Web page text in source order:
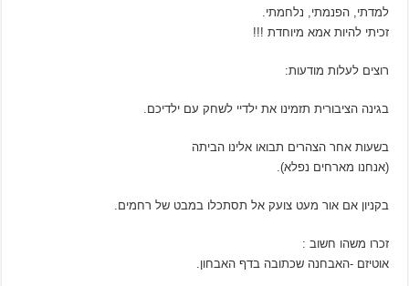
למדתי, הפנמתי, נלחמתי.
זכיתי להיות אמא מיוחדת !!!
רוצים לעלות מודעות:
בגינה הציבורית תזמינו את ילדיי לשחק עם ילדיכם.
בשעות אחר הצהרים תבואו אלינו הביתה
(אנחנו מארחים נפלא).
בקניון אם אור מעט צועק אל תסתכלו במבט של רחמים.
זכרו משהו חשוב :
אוטיזם -האבחנה שכתובה בדף האבחון.